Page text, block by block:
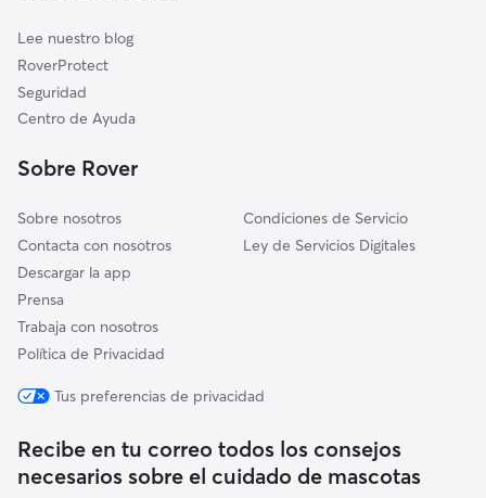
Malpartida de Plasencia
Piornal
Galisteo
Lee nuestro blog
RoverProtect
Seguridad
Centro de Ayuda
Sobre Rover
Sobre nosotros
Contacta con nosotros
Descargar la app
Prensa
Trabaja con nosotros
Política de Privacidad
Condiciones de Servicio
Ley de Servicios Digitales
Tus preferencias de privacidad
Recibe en tu correo todos los consejos
necesarios sobre el cuidado de mascotas